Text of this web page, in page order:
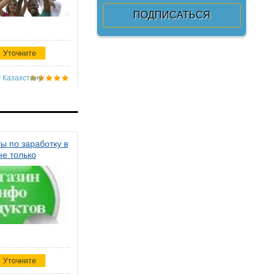
Уточните
Казахстану
по заработку в
только
Уточните